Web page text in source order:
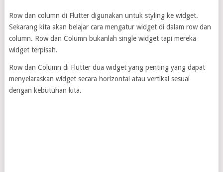
Row dan column di Flutter digunakan untuk styling ke widget.
Sekarang kita akan belajar cara mengatur widget di dalam row dan
column. Row dan Column bukanlah single widget tapi mereka
widget terpisah.
Row dan Column di Flutter dua widget yang penting yang dapat
menyelaraskan widget secara horizontal atau vertikal sesuai
dengan kebutuhan kita.